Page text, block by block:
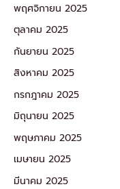
พฤศจิกายน 2025
ตุลาคม 2025
กันยายน 2025
สิงหาคม 2025
กรกฎาคม 2025
มิถุนายน 2025
พฤษภาคม 2025
เมษายน 2025
มีนาคม 2025